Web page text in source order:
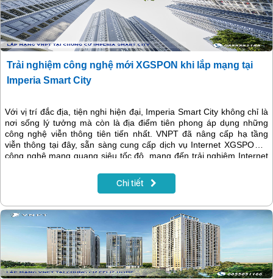
Trải nghiệm công nghệ mới XGSPON khi lắp mạng tại
Imperia Smart City
Với vị trí đắc địa, tiện nghi hiện đại, Imperia Smart City không chỉ là
nơi sống lý tưởng mà còn là địa điểm tiên phong áp dụng những
công nghệ viễn thông tiên tiến nhất. VNPT đã nâng cấp hạ tầng
viễn thông tại đây, sẵn sàng cung cấp dịch vụ Internet XGSPON –
công nghệ mạng quang siêu tốc độ, mang đến trải nghiệm Internet
Chi tiết